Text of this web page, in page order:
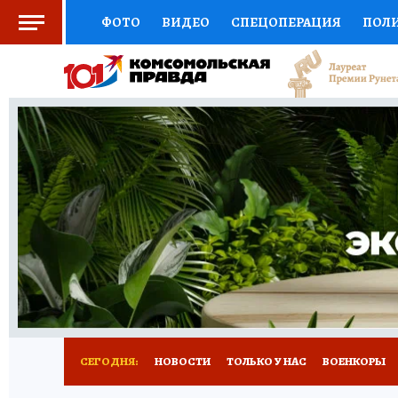
ФОТО ВИДЕО СПЕЦОПЕРАЦИЯ
СОЦПОДДЕРЖКА НАУКА СПОРТ
ВЫБОР ЭКСПЕРТОВ ДОКТОР
КНИЖНАЯ ПОЛКА ПРОГНОЗЫ НА СПОРТ
ПРЕСС-ЦЕНТР НЕДВИЖИМОСТЬ
РАДИО КП РЕКЛАМА ТЕСТЫ НОВОЕ
СЕГОДНЯ: НОВОСТИ ТОЛЬКО У НАС ВОЕНКОРЫ